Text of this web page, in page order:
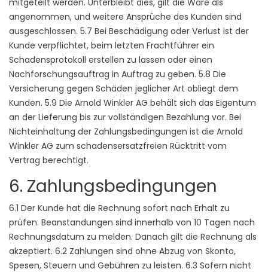
angenommen, und weitere Ansprüche des Kunden sind
ausgeschlossen. 5.7 Bei Beschädigung oder Verlust ist der
Kunde verpflichtet, beim letzten Frachtführer ein
Schadensprotokoll erstellen zu lassen oder einen
Nachforschungsauftrag in Auftrag zu geben. 5.8 Die
Versicherung gegen Schäden jeglicher Art obliegt dem
Kunden. 5.9 Die Arnold Winkler AG behält sich das Eigentum
an der Lieferung bis zur vollständigen Bezahlung vor. Bei
Nichteinhaltung der Zahlungsbedingungen ist die Arnold
Winkler AG zum schadensersatzfreien Rücktritt vom
Vertrag berechtigt.
6. Zahlungsbedingungen
6.1 Der Kunde hat die Rechnung sofort nach Erhalt zu
prüfen. Beanstandungen sind innerhalb von 10 Tagen nach
Rechnungsdatum zu melden. Danach gilt die Rechnung als
akzeptiert. 6.2 Zahlungen sind ohne Abzug von Skonto,
Spesen, Steuern und Gebühren zu leisten. 6.3 Sofern nicht